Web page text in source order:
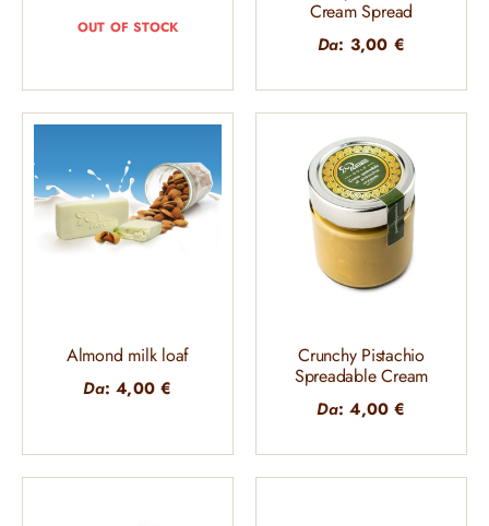
OUT OF STOCK
Cream Spread
Da: 3,00 €
Almond milk loaf
Da:4,00€
Crunchy Pistachio
Spreadable Cream
Da:4,00€